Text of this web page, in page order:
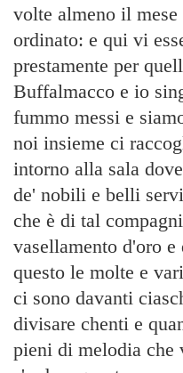
volte almeno il
ordinato: e qui vi
prestamente per
Buffalmacco e io
fummo messi e
noi insieme ci
intorno alla sala
de' nobili e belli
che è di tal
vasellamento d'oro
questo le molte e
ci sono davanti
divisare chenti e
pieni di melodia che